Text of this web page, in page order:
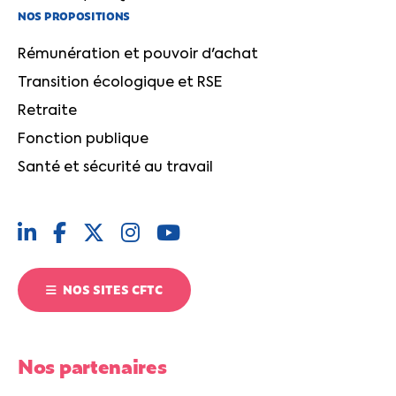
NOS PROPOSITIONS
Rémunération et pouvoir d'achat
Transition écologique et RSE
Retraite
Fonction publique
Santé et sécurité au travail
NOS SITES CFTC
Nos partenaires